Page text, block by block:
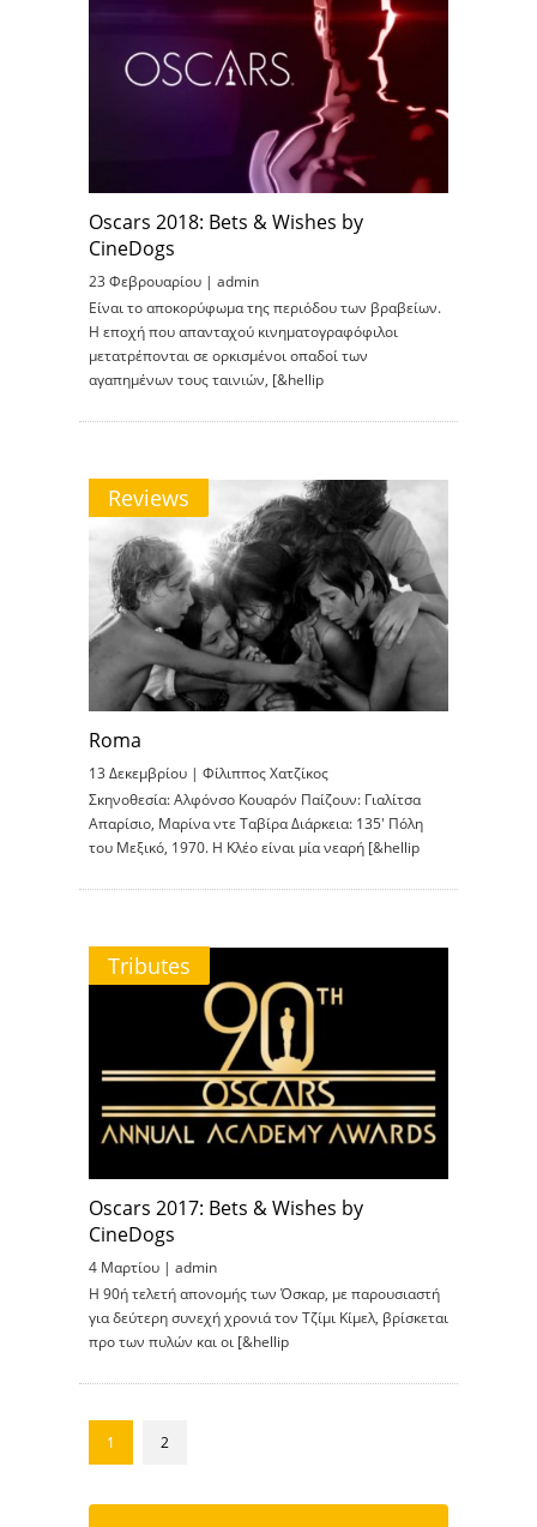
Oscars 2018: Bets & Wishes by
CineDogs
23 Φεβρουαρίου | admin
Είναι το αποκορύφωμα της περιόδου των βραβείων.
Η εποχή που απανταχού κινηματογραφόφιλοι
μετατρέπονται σε ορκισμένοι οπαδοί των
αγαπημένων τους ταινιών, [&hellip
Reviews
Roma
13 Δεκεμβρίου | Φίλιππος Χατζίκος
Σκηνοθεσία: Αλφόνσο Κουαρόν Παίζουν: Γιαλίτσα
Απαρίσιο, Μαρίνα ντε Ταβίρα Διάρκεια: 135′ Πόλη
του Μεξικό, 1970. Η Κλέο είναι μία νεαρή [&hellip
Tributes
Oscars 2017: Bets & Wishes by
CineDogs
4 Μαρτίου | admin
Η 90ή τελετή απονομής των Όσκαρ, με παρουσιαστή
για δεύτερη συνεχή χρονιά τον Τζίμι Κίμελ, βρίσκεται
προ των πυλών και οι [&hellip
1 2